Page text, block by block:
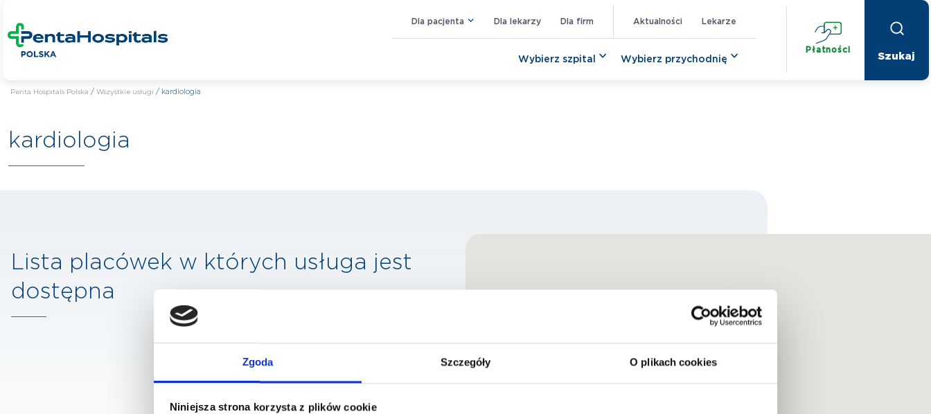
Zgoda Szczegóły O plikach cookies
Niniejsza strona korzysta z plików cookie
Dla pacjenta Dla lekarzy Dla firm Aktualności Lekarze
Płatności
Wybierz szpital Wybierz przychodnię
Penta Hospitals Polska / Wszystkie usługi / kardiologia
kardiologia
Lista placówek w których usługa jest
dostępna